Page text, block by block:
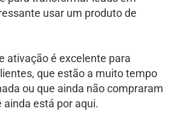
usar um produto de
ativação é excelente para
que estão a muito tempo
ou que ainda não compraram
ainda está por aqui.